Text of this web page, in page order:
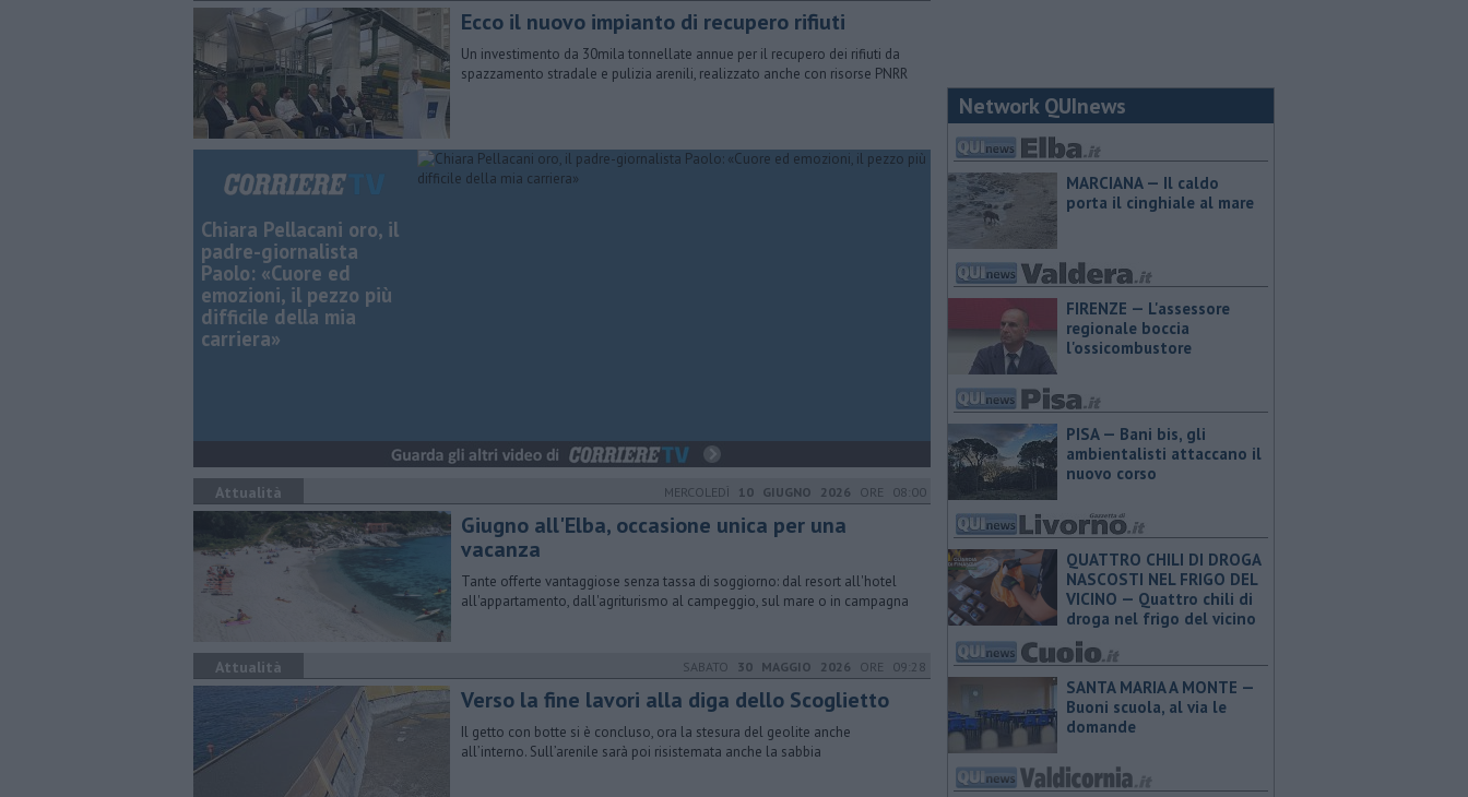
Ecco il nuovo impianto di recupero rifiuti
Un investimento da 30mila tonnellate annue per il recupero dei rifiuti da
spazzamento stradale e pulizia arenili, realizzato anche con risorse PNRR
Chiara Pellacani oro, il
padre-giornalista
Paolo: «Cuore ed
emozioni, il pezzo più
difficile della mia
carriera»
Attualità MERCOLEDÌ 10 GIUGNO 2026 ORE 08:00
Giugno all'Elba, occasione unica per una
vacanza
Tante offerte vantaggiose senza tassa di soggiorno: dal resort all'hotel
all'appartamento, dall'agriturismo al campeggio, sul mare o in campagna
Attualità SABATO 30 MAGGIO 2026 ORE 09:28
Verso la fine lavori alla diga dello Scoglietto
Il getto con botte si è concluso, ora la stesura del geolite anche
all’interno. Sull’arenile sarà poi risistemata anche la sabbia
Network QUInews
MARCIANA — Il caldo
porta il cinghiale al mare
FIRENZE — L'assessore
regionale boccia
l'ossicombustore
PISA — Bani bis, gli
ambientalisti attaccano il
nuovo corso
QUATTRO CHILI DI DROGA
NASCOSTI NEL FRIGO DEL
VICINO — Quattro chili di
droga nel frigo del vicino
SANTA MARIA A MONTE —
Buoni scuola, al via le
domande